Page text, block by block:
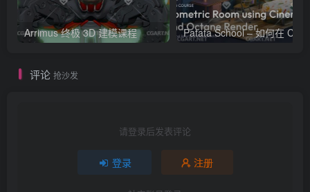
Arrimus 终极 3D 建模课程
评论 抢沙发
请登录后发表评论
登录 注册